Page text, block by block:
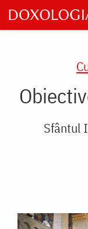
Skip
to
main
Sfântul